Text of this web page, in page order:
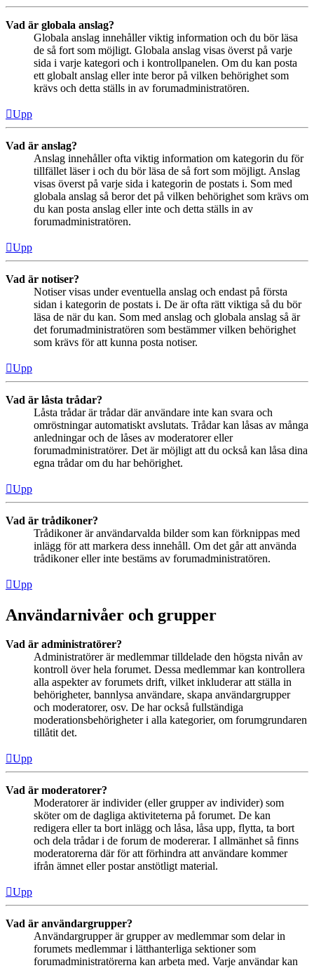
Vad är globala anslag?
Globala anslag innehåller viktig information och du bör läsa
de så fort som möjligt. Globala anslag visas överst på varje
sida i varje kategori och i kontrollpanelen. Om du kan posta
ett globalt anslag eller inte beror på vilken behörighet som
krävs och detta ställs in av forumadministratören.
Upp
Vad är anslag?
Anslag innehåller ofta viktig information om kategorin du för
tillfället läser i och du bör läsa de så fort som möjligt. Anslag
visas överst på varje sida i kategorin de postats i. Som med
globala anslag så beror det på vilken behörighet som krävs om
du kan posta anslag eller inte och detta ställs in av
forumadministratören.
Upp
Vad är notiser?
Notiser visas under eventuella anslag och endast på första
sidan i kategorin de postats i. De är ofta rätt viktiga så du bör
läsa de när du kan. Som med anslag och globala anslag så är
det forumadministratören som bestämmer vilken behörighet
som krävs för att kunna posta notiser.
Upp
Vad är låsta trådar?
Låsta trådar är trådar där användare inte kan svara och
omröstningar automatiskt avslutats. Trådar kan låsas av många
anledningar och de låses av moderatorer eller
forumadministratörer. Det är möjligt att du också kan låsa dina
egna trådar om du har behörighet.
Upp
Vad är trådikoner?
Trådikoner är användarvalda bilder som kan förknippas med
inlägg för att markera dess innehåll. Om det går att använda
trådikoner eller inte bestäms av forumadministratören.
Upp
Användarnivåer och grupper
Vad är administratörer?
Administratörer är medlemmar tilldelade den högsta nivån av
kontroll över hela forumet. Dessa medlemmar kan kontrollera
alla aspekter av forumets drift, vilket inkluderar att ställa in
behörigheter, bannlysa användare, skapa användargrupper
och moderatorer, osv. De har också fullständiga
moderationsbehörigheter i alla kategorier, om forumgrundaren
tillåtit det.
Upp
Vad är moderatorer?
Moderatorer är individer (eller grupper av individer) som
sköter om de dagliga aktiviteterna på forumet. De kan
redigera eller ta bort inlägg och låsa, låsa upp, flytta, ta bort
och dela trådar i de forum de modererar. I allmänhet så finns
moderatorerna där för att förhindra att användare kommer
ifrån ämnet eller postar anstötligt material.
Upp
Vad är användargrupper?
Användargrupper är grupper av medlemmar som delar in
forumets medlemmar i lätthanterliga sektioner som
forumadministratörerna kan arbeta med. Varje användar kan